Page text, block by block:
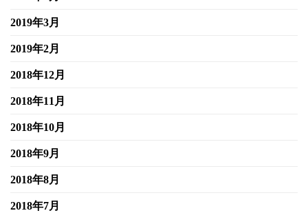
2019年3月
2019年2月
2018年12月
2018年11月
2018年10月
2018年9月
2018年8月
2018年7月